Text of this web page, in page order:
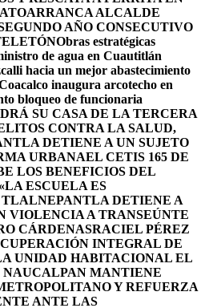
ARRANCA ALCALDE
AÑO CONSECUTIVO
Obras estratégicas
de agua en Cuautitlán
hacia un mejor abastecimiento
inaugura arcotecho en
bloqueo de funcionaria
SU CASA DE LA TERCERA
CONTRA LA SALUD,
DETIENE A UN SUJETO
URBANAEL CETIS 165 DE
LOS BENEFICIOS DEL
ESCUELA ES
DETIENE A
VIOLENCIA A TRANSEÚNTE
CÁRDENASRACIEL PÉREZ
INTEGRAL DE
UNIDAD HABITACIONAL EL
NAUCALPAN MANTIENE
Y REFUERZA
ANTE LAS